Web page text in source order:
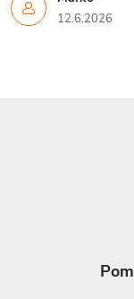
12.6.2026